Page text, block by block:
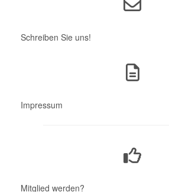
Schreiben Sie uns!
Impressum
Mitglied werden?